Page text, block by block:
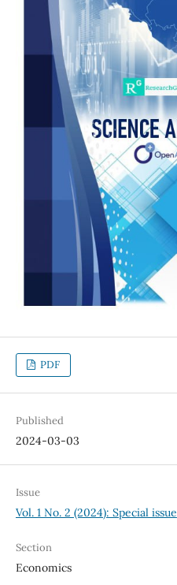
PDF
Published
2024-03-03
Issue
Vol. 1 No. 2 (2024): Special issue
Section
Economics